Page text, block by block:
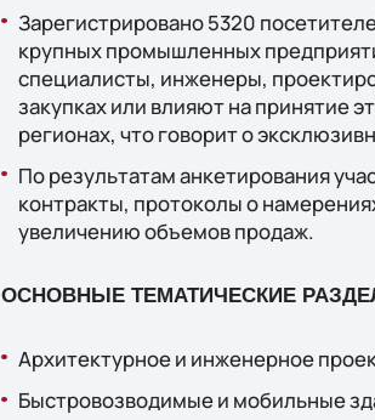
Зарегистрировано 5320
крупных промышленных
специалисты, инженеры,
закупках или влияют на принятие
регионах, что говорит о
По результатам анкетирования
контракты, протоколы о
увеличению объемов продаж.
ОСНОВНЫЕ ТЕМАТИЧЕСКИЕ
Архитектурное и инженерное
Быстровозводимые и мобильные